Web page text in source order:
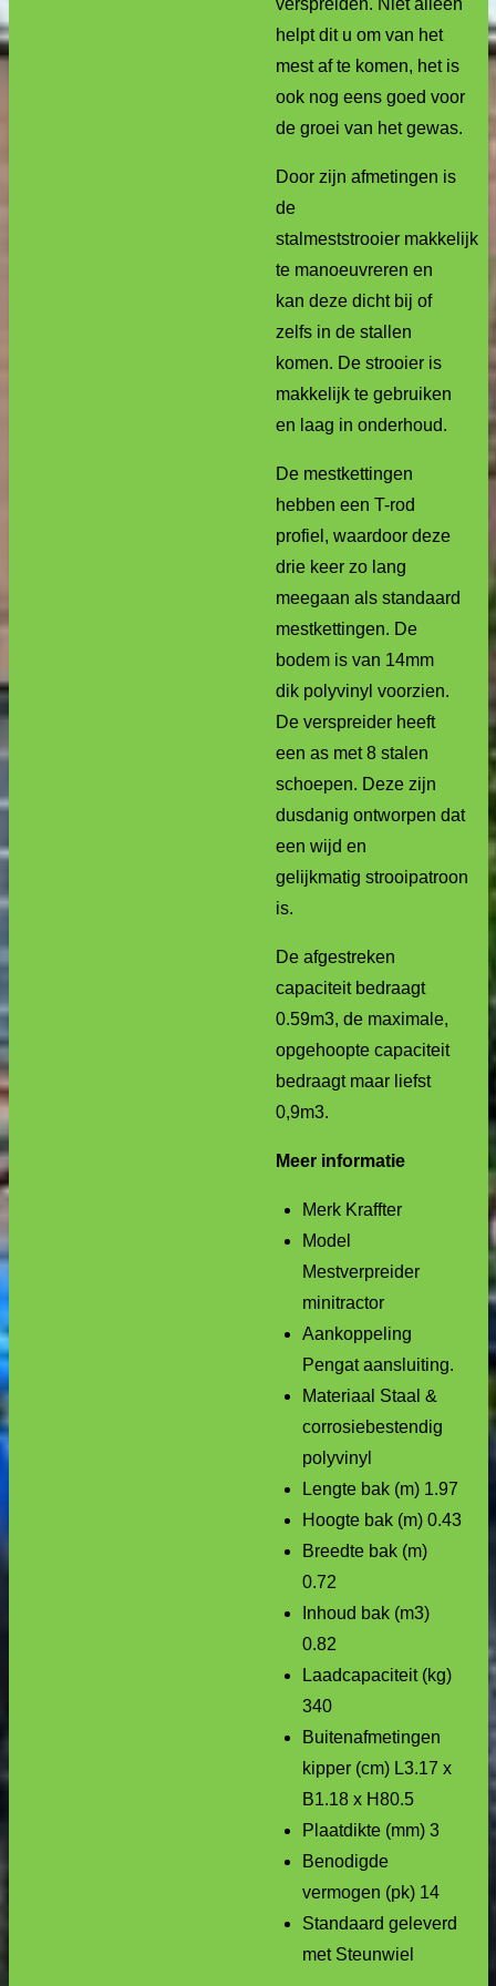
verspreiden. Niet alleen
helpt dit u om van het
mest af te komen, het is
ook nog eens goed voor
de groei van het gewas.
Door zijn afmetingen is
de
stalmeststrooier makkelijk
te manoeuvreren en
kan deze dicht bij of
zelfs in de stallen
komen. De strooier is
makkelijk te gebruiken
en laag in onderhoud.
De mestkettingen
hebben een T-rod
profiel, waardoor deze
drie keer zo lang
meegaan als standaard
mestkettingen. De
bodem is van 14mm
dik polyvinyl voorzien.
De verspreider heeft
een as met 8 stalen
schoepen. Deze zijn
dusdanig ontworpen dat
een wijd en
gelijkmatig strooipatroon
is.
De afgestreken
capaciteit bedraagt
0.59m3, de maximale,
opgehoopte capaciteit
bedraagt maar liefst
0,9m3.
Meer informatie
Merk Kraffter
Model
Mestverpreider
minitractor
Aankoppeling
Pengat aansluiting.
Materiaal Staal &
corrosiebestendig
polyvinyl
Lengte bak (m) 1.97
Hoogte bak (m) 0.43
Breedte bak (m)
0.72
Inhoud bak (m3)
0.82
Laadcapaciteit (kg)
340
Buitenafmetingen
kipper (cm) L3.17 x
B1.18 x H80.5
Plaatdikte (mm) 3
Benodigde
vermogen (pk) 14
Standaard geleverd
met Steunwiel